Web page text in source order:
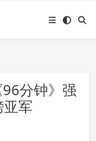
分钟》强
军